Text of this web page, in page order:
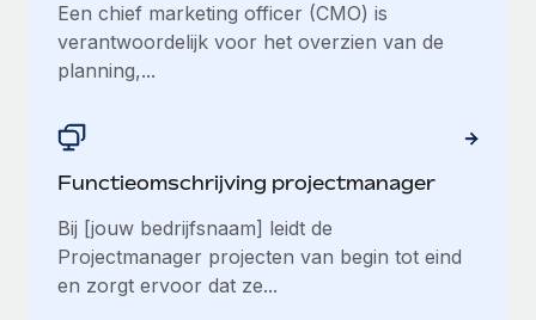
Een chief marketing officer (CMO) is
verantwoordelijk voor het overzien van de
planning,...
Functieomschrijving projectmanager
Bij [jouw bedrijfsnaam] leidt de
Projectmanager projecten van begin tot eind
en zorgt ervoor dat ze...